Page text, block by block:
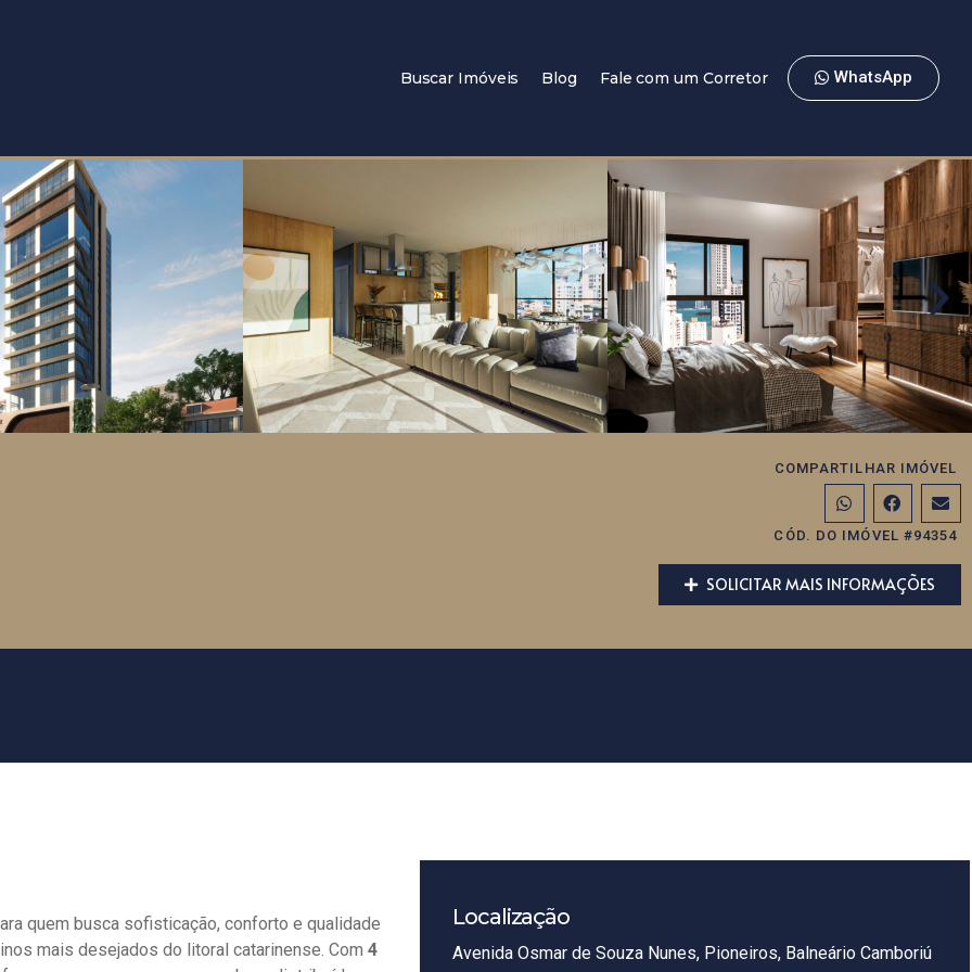
Buscar Imóveis Blog Fale com um Corretor WhatsApp
COMPARTILHAR IMÓVEL
CÓD. DO IMÓVEL #94354
SOLICITAR MAIS INFORMAÇÕES
quem busca sofisticação, conforto e qualidade
mais desejados do litoral catarinense. Com 4
Localização
Avenida Osmar de Souza Nunes, Pioneiros, Balneário Camboriú